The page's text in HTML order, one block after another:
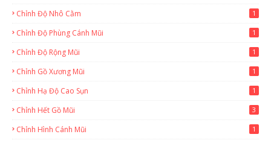
Chỉnh Độ Nhô Cằm 1
Chỉnh Độ Phùng Cánh Mũi 1
Chỉnh Độ Rộng Mũi 1
Chỉnh Gồ Xương Mũi 1
Chỉnh Hạ Độ Cao Sụn 1
Chỉnh Hết Gồ Mũi 3
Chỉnh Hình Cánh Mũi 1